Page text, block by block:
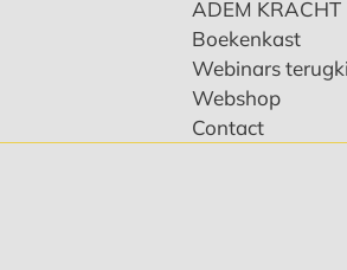
ADEM KRACHT
Boekenkast
Webinars
Webshop
Contact